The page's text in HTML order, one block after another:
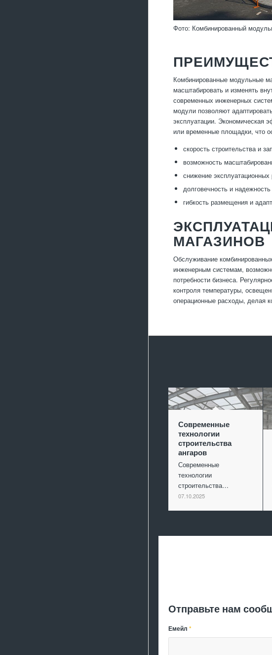
Фото: Комбинированный
Комбинированные модульные
масштабировать и изменять
современных инженерных
модули позволяют
эксплуатации. Экономическая
или временные площадки, что
скорость строительства и
возможность
снижение эксплуатационных
долговечность и надежность
гибкость размещения и
МАГАЗИНОВ
Обслуживание
инженерным системам,
потребности бизнеса.
контроля температуры,
операционные расходы, делая
Современные
технологии
строительства
ангаров
Современные
технологии
строительства…
07.10.2025
Отправьте нам
Емейл *